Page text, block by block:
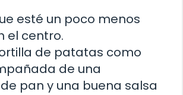
esté un poco menos
el centro.
de patatas como
de una
pan y una buena salsa